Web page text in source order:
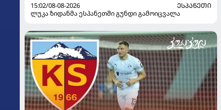
15:02/08-08-2026
ᲔᲡᲞᲐᲜᲔᲗᲘ
ლუკა ზიდანმა ესპანეთში გუნდი გამოიცვალა